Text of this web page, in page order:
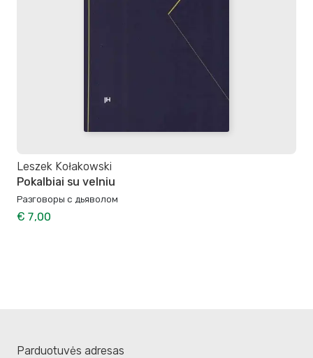
Leszek Kołakowski
Pokalbiai su velniu
Разговоры с дьяволом
€ 7,00
Parduotuvės adresas